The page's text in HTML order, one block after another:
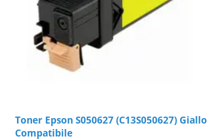
Toner Epson S050627 (C13S050627) Giallo
Compatibile